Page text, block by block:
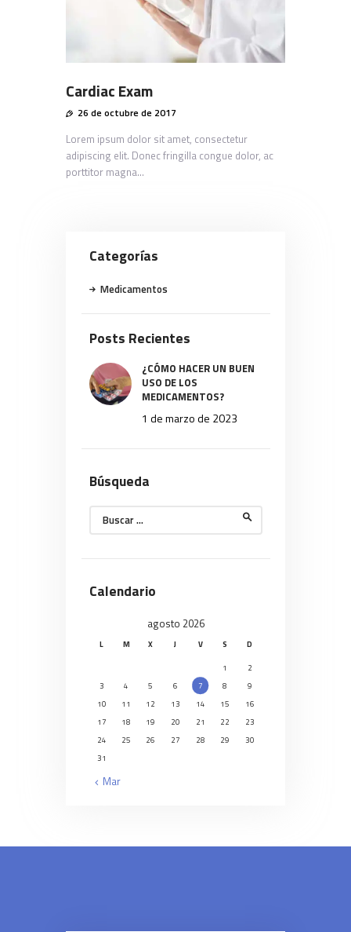
Cardiac Exam
26 de octubre de 2017
Lorem ipsum dolor sit amet, consectetur
adipiscing elit. Donec fringilla congue dolor, ac
porttitor magna…
Categorías
Medicamentos
Posts Recientes
¿CÓMO HACER UN BUEN
USO DE LOS
MEDICAMENTOS?
1 de marzo de 2023
Búsqueda
Buscar:
Calendario
agosto 2026
L M X J V S
D
1
2
3
4 5 6 7 8
9
10
11 12 13 14 15
16
17
18 19 20 21 22
23
24
25 26 27 28 29
30
31
« Mar